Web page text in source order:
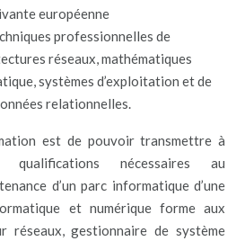
européenne
professionnelles de
réseaux, mathématiques
systèmes d’exploitation et de
relationnelles.
est de pouvoir transmettre à
nécessaires au
d’un parc informatique d’une
et numérique forme aux
réseaux, gestionnaire de système